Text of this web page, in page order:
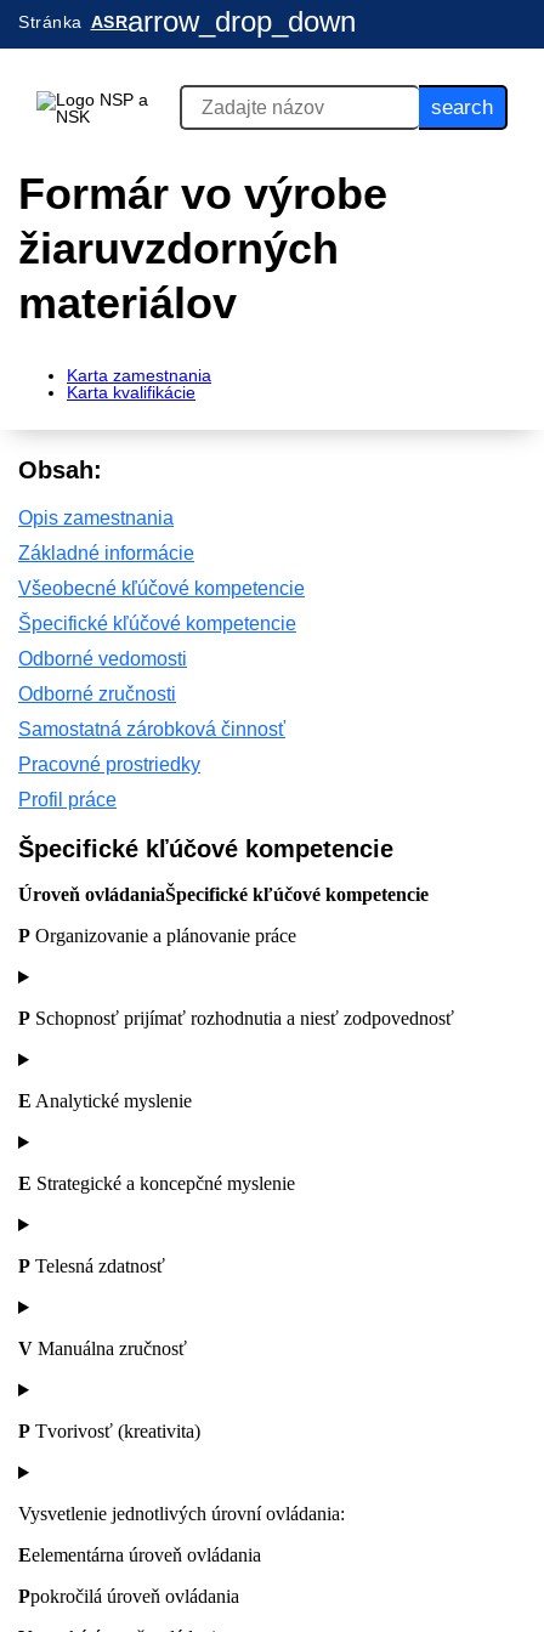
Stránka ASRarrow_drop_down
search
Formár vo výrobe
žiaruvzdorných
materiálov
Karta zamestnania
Karta kvalifikácie
Obsah:
Opis zamestnania
Základné informácie
Všeobecné kľúčové kompetencie
Špecifické kľúčové kompetencie
Odborné vedomosti
Odborné zručnosti
Samostatná zárobková činnosť
Pracovné prostriedky
Profil práce
Špecifické kľúčové kompetencie
Úroveň ovládaniaŠpecifické kľúčové kompetencie
P Organizovanie a plánovanie práce
P Schopnosť prijímať rozhodnutia a niesť zodpovednosť
E Analytické myslenie
E Strategické a koncepčné myslenie
P Telesná zdatnosť
V Manuálna zručnosť
P Tvorivosť (kreativita)
Vysvetlenie jednotlivých úrovní ovládania:
Eelementárna úroveň ovládania
Ppokročilá úroveň ovládania